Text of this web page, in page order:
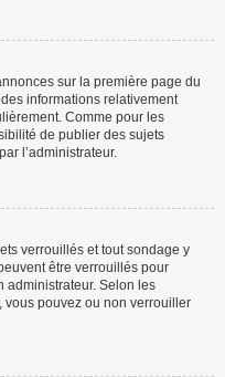
sur la première page du
informations relativement
Comme pour les
de publier des sujets
l’administrateur.
verrouillés et tout sondage y
être verrouillés pour
administrateur. Selon les
vous pouvez ou non verrouiller